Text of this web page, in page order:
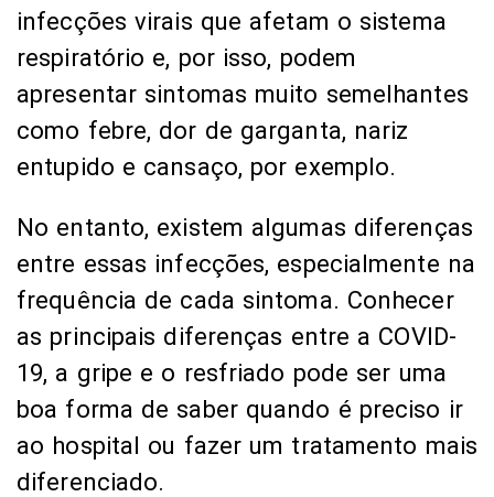
infecções virais que afetam o sistema
respiratório e, por isso, podem
apresentar sintomas muito semelhantes
como febre, dor de garganta, nariz
entupido e cansaço, por exemplo.
No entanto, existem algumas diferenças
entre essas infecções, especialmente na
frequência de cada sintoma. Conhecer
as principais diferenças entre a COVID-
19, a gripe e o resfriado pode ser uma
boa forma de saber quando é preciso ir
ao hospital ou fazer um tratamento mais
diferenciado.